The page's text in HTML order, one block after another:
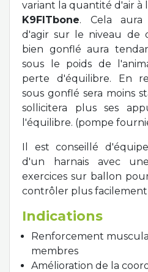
variant la quantité d'air à
K9FITbone. Cela aura
d'agir sur le niveau de
bien gonflé aura
sous le poids de
perte d'équilibre. En
sous gonflé sera moins
sollicitera plus ses
l'équilibre. (pompe
Il est conseillé
d'un harnais avec
exercices sur ballon
contrôler plus
Indications
Renforcement
membres
Amélioration de la